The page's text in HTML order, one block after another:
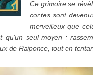
Ce grimoire se
contes sont
merveilleux que
qu’un seul moyen :
de Raiponce, tout en